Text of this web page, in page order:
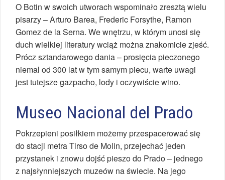
O Botin w swoich utworach wspominało zresztą wielu
pisarzy – Arturo Barea, Frederic Forsythe, Ramon
Gomez de la Serna. We wnętrzu, w którym unosi się
duch wielkiej literatury wciąż można znakomicie zjeść.
Prócz sztandarowego dania – prosięcia pieczonego
niemal od 300 lat w tym samym piecu, warte uwagi
jest tutejsze gazpacho, lody i oczywiście wino.
Museo Nacional del Prado
Pokrzepieni posiłkiem możemy przespacerować się
do stacji metra Tirso de Molin, przejechać jeden
przystanek i znowu dojść pieszo do Prado – jednego
z najsłynniejszych muzeów na świecie. Na jego